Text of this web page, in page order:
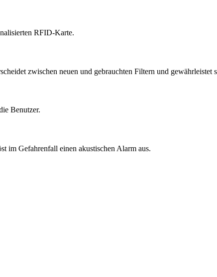
RFID-Karte.
zwischen neuen und gebrauchten Filtern und gewährleistet
Benutzer.
im Gefahrenfall einen akustischen Alarm aus.